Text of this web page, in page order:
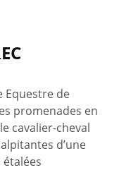
Equestre de
promenades en
cavalier-cheval
d’une